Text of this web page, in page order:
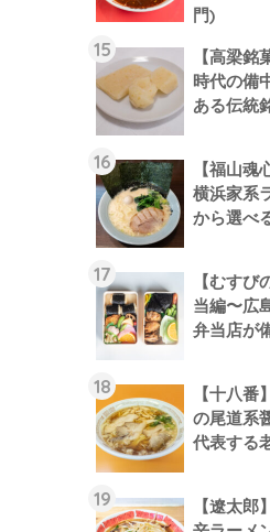
門)
【高梁
時代の備
ある伝統
【福山
横浜家系
から選べ
【むす
当編〜広
弁当店が
【十八
の尾道系
代表する
【遼太